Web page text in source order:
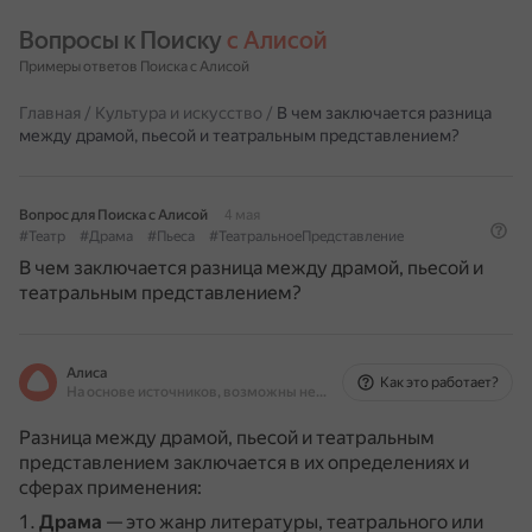
Вопросы к Поиску с Алисой
Примеры ответов Поиска с Алисой
Главная / Культура и искусство / В чем заключается разница
между драмой, пьесой и театральным представлением?
Вопрос для Поиска с Алисой
4 мая
#Театр
#Драма #Пьеса #ТеатральноеПредставление
В чем заключается разница между драмой, пьесой и
театральным представлением?
Алиса
На основе источников, возможны неточности
Как это работает?
Разница между драмой, пьесой и театральным
представлением заключается в их определениях и
сферах применения:
Драма — это жанр литературы, театрального или